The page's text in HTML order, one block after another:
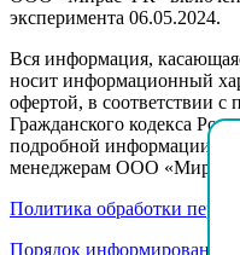
эксперимента 06.05.2024.
Вся информация,
носит информационный
офертой, в соответствии с
Гражданского кодекса
подробной информации,
менеджерам ООО «Мирас
Политика обработки
Порядок информирования